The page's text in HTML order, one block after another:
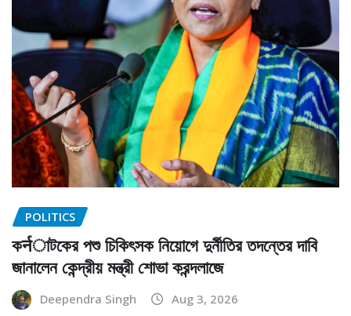
POLITICS
কर्नাটকের পশু চিকিৎসক নিয়োগে দুর্নীতির তদন্তের দাবি
জানালেন কেন্দ্রীয় মন্ত্রী শোভা করন্দলাজে
Deependra Singh Aug 3, 2026